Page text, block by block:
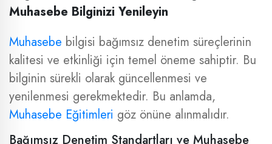
Muhasebe Bilginizi Yenileyin
Muhasebe bilgisi bağımsız denetim süreçlerinin
kalitesi ve etkinliği için temel öneme sahiptir. Bu
bilginin sürekli olarak güncellenmesi ve
yenilenmesi gerekmektedir. Bu anlamda,
Muhasebe Eğitimleri göz önüne alınmalıdır.
Bağımsız Denetim Standartları ve Muhasebe